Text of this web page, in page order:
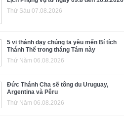
Thứ Sáu 07.08.2026
5 vị thánh dạy chúng ta yêu mến Bí tích
Thánh Thể trong tháng Tám này
Thứ Năm 06.08.2026
Đức Thánh Cha sẽ tông du Uruguay,
Argentina và Pêru
Thứ Năm 06.08.2026